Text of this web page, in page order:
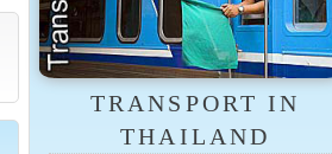
TRANSPORT IN
THAILAND